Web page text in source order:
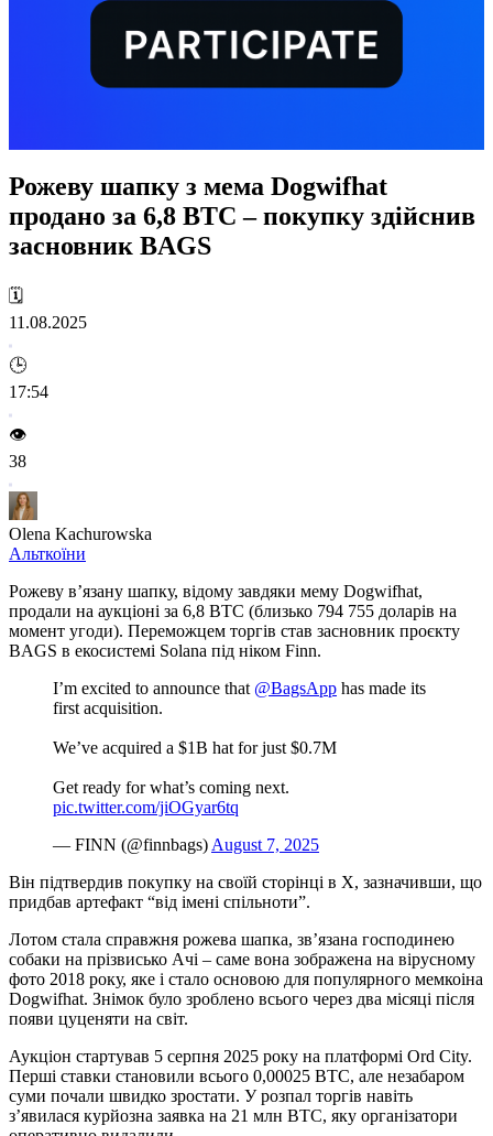
Рожеву шапку з мема Dogwifhat
продано за 6,8 BTC – покупку здійснив
засновник BAGS
🗓️
11.08.2025
🕒
17:54
👁️
38
Olena Kachurowska
Альткоїни
Рожеву в’язану шапку, відому завдяки мему Dogwifhat,
продали на аукціоні за 6,8 BTC (близько 794 755 доларів на
момент угоди). Переможцем торгів став засновник проєкту
BAGS в екосистемі Solana під ніком Finn.
I’m excited to announce that @BagsApp has made its
first acquisition.
We’ve acquired a $1B hat for just $0.7M
Get ready for what’s coming next.
pic.twitter.com/jiOGyar6tq
— FINN (@finnbags) August 7, 2025
Він підтвердив покупку на своїй сторінці в X, зазначивши, що
придбав артефакт “від імені спільноти”.
Лотом стала справжня рожева шапка, зв’язана господинею
собаки на прізвисько Ачі – саме вона зображена на вірусному
фото 2018 року, яке і стало основою для популярного мемкоіна
Dogwifhat. Знімок було зроблено всього через два місяці після
появи цуценяти на світ.
Аукціон стартував 5 серпня 2025 року на платформі Ord City.
Перші ставки становили всього 0,00025 BTC, але незабаром
суми почали швидко зростати. У розпал торгів навіть
з’явилася курйозна заявка на 21 млн BTC, яку організатори